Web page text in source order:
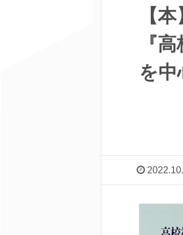
【
『
を中